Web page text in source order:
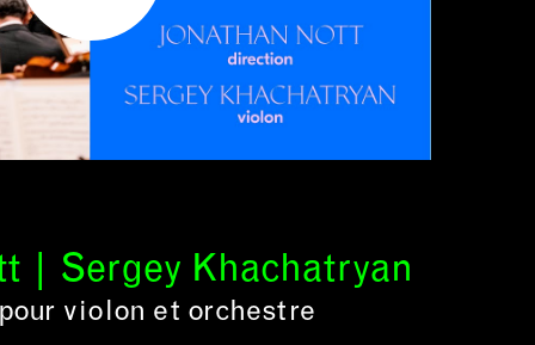
| Sergey Khachatryan
violon et orchestre